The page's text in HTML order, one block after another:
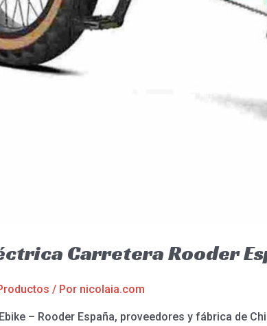
Carretera Rooder
/ Por nicolaia.com
– Rooder España, proveedores y fábrica de